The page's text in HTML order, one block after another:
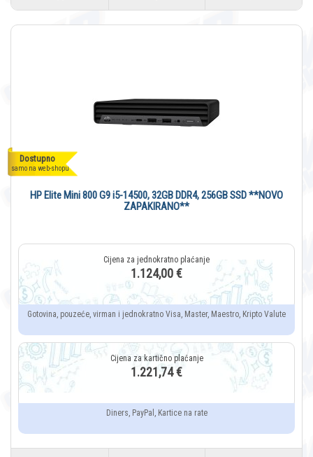
Dostupno
samo na web-shopu
HP Elite Mini 800 G9 i5-14500, 32GB DDR4, 256GB SSD **NOVO
ZAPAKIRANO**
1.124,00 €
Gotovina, pouzeće, virman i jednokratno Visa, Master, Maestro, Kripto Valute
1.221,74 €
Diners, PayPal, Kartice na rate